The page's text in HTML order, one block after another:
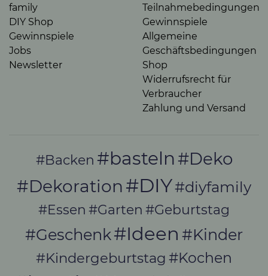
family
DIY Shop
Gewinnspiele
Jobs
Newsletter
Teilnahmebedingungen
Gewinnspiele
Allgemeine
Geschäftsbedingungen
Shop
Widerrufsrecht für
Verbraucher
Zahlung und Versand
#Backen #basteln#Deko
#Dekoration #DIY#diyfamily
#Essen #Garten #Geburtstag
#Geschenk#Ideen #Kinder
#Kindergeburtstag #Kochen